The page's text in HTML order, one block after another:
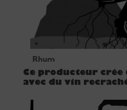
Rhum
Ce producteur crée
avec du vin